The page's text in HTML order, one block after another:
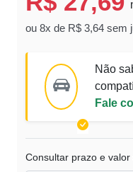
ou 8x de R$ 3,64 sem
Não
Fale
Consultar prazo e valor